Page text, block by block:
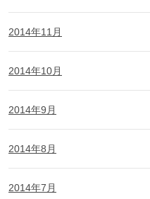
2014年11月
2014年10月
2014年9月
2014年8月
2014年7月